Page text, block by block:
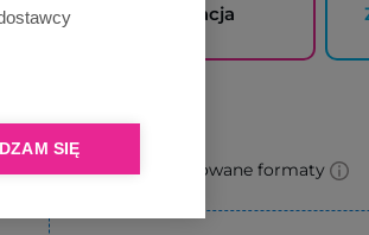
SIĘ
Sublimacja
4 Prześlij plik
Zobacz rekomendowane formaty